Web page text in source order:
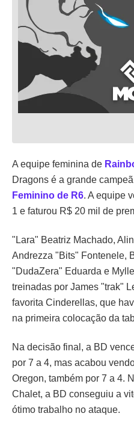
A equipe feminina de
Dragons é a grande
Feminino de R6. A equipe
1 e faturou R$ 20 mil de
"Lara" Beatriz Machado,
Andrezza "Bits" Fontenele,
"DudaZera" Eduarda e
treinadas por James "trak"
favorita Cinderellas, que
na primeira colocação da
Na decisão final, a BD
por 7 a 4, mas acabou
Oregon, também por 7 a 4.
Chalet, a BD conseguiu a
ótimo trabalho no ataque.